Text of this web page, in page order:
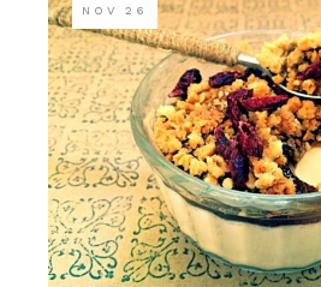
NOV 26